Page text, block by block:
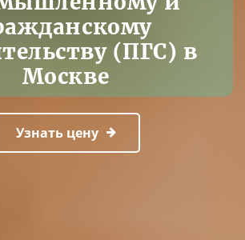
(ПГС) в
Москве
Узнать цену